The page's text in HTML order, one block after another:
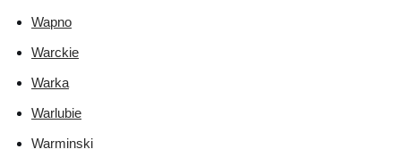
Wapno
Warckie
Warka
Warlubie
Warminski